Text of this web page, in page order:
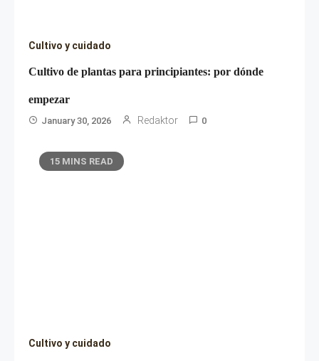
Cultivo y cuidado
Cultivo de plantas para principiantes: por dónde
empezar
January 30, 2026 Redaktor 0
15 MINS READ
Cultivo y cuidado